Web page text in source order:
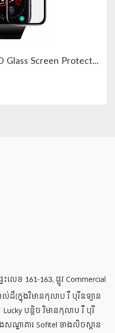
Apple Watch Series 6 9D Glass Screen Protector
View Detail
េខ 161-163, ផ្លូវ Commercial
ដី(ក្នុងវិមានកុលាប រឺ បុរីឧទ្យាន
បន្តិច វិមានកុលាប រឺ បុរី
ណ្ឋាគារ Sofitel ខាងលិចស្ពាន